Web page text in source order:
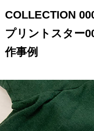
COLLECTION
プリントスター
作事例